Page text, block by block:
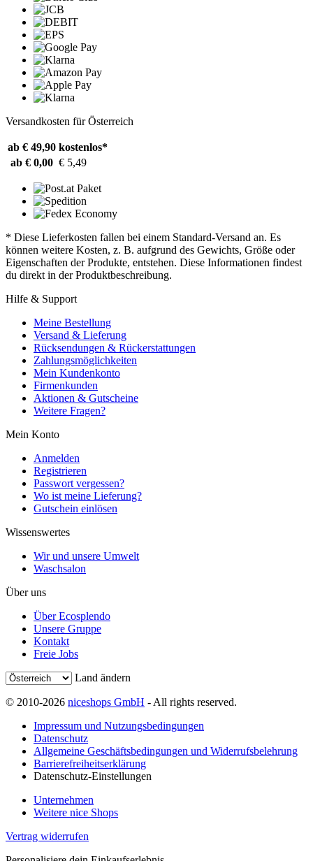
Versandkosten für Österreich
ab € 49,90 kostenlos*
ab € 0,00 € 5,49
* Diese Lieferkosten fallen bei einem Standard-Versand an. Es
können weitere Kosten, z. B. aufgrund des Gewichts, Größe oder
Eigenschaften der Produkte, entstehen. Diese Informationen findest
du direkt in der Produktbeschreibung.
Hilfe & Support
Meine Bestellung
Versand & Lieferung
Rücksendungen & Rückerstattungen
Zahlungsmöglichkeiten
Mein Kundenkonto
Firmenkunden
Aktionen & Gutscheine
Weitere Fragen?
Mein Konto
Anmelden
Registrieren
Passwort vergessen?
Wo ist meine Lieferung?
Gutschein einlösen
Wissenswertes
Wir und unsere Umwelt
Waschsalon
Über uns
Über Ecosplendo
Unsere Gruppe
Kontakt
Freie Jobs
Land ändern
© 2010-2026 niceshops GmbH - All rights reserved.
Impressum und Nutzungsbedingungen
Datenschutz
Allgemeine Geschäftsbedingungen und Widerrufsbelehrung
Barrierefreiheitserklärung
Datenschutz-Einstellungen
Unternehmen
Weitere nice Shops
Vertrag widerrufen